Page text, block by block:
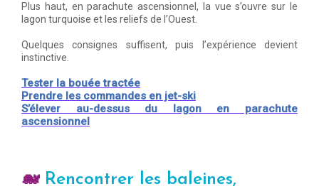
Plus haut, en parachute ascensionnel, la vue s’ouvre sur le
lagon turquoise et les reliefs de l’Ouest.
Quelques consignes suffisent, puis l’expérience devient
instinctive.
Tester la bouée tractée
Prendre les commandes en jet-ski
S’élever au-dessus du lagon en parachute
ascensionnel
🐋 Rencontrer les baleines,